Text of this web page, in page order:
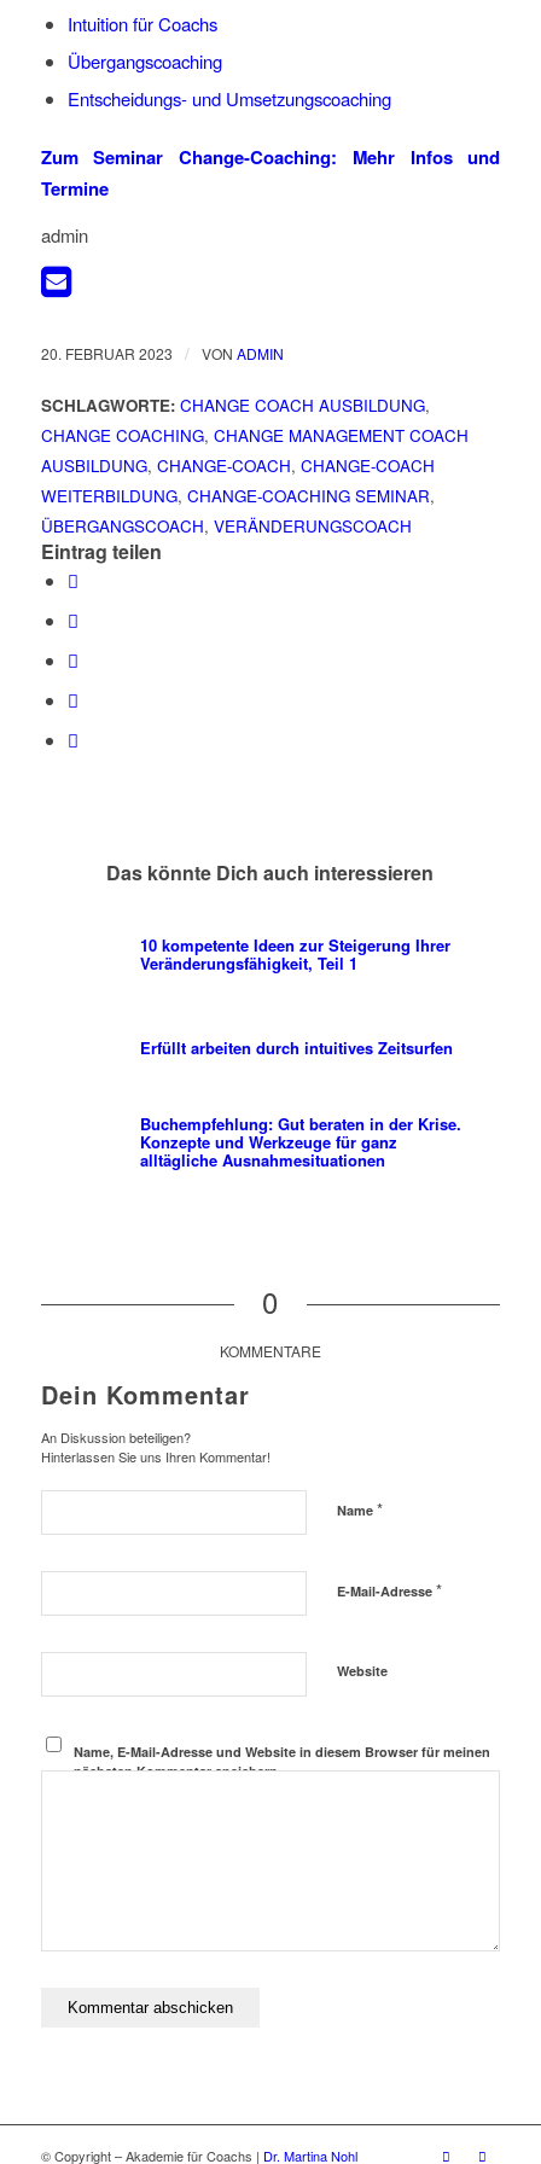
Intuition für Coachs
Übergangscoaching
Entscheidungs- und Umsetzungscoaching
Zum Seminar Change-Coaching: Mehr Infos und
Termine
admin
20. FEBRUAR 2023 / VON ADMIN
SCHLAGWORTE: CHANGE COACH AUSBILDUNG,
CHANGE COACHING, CHANGE MANAGEMENT COACH
AUSBILDUNG, CHANGE-COACH, CHANGE-COACH
WEITERBILDUNG, CHANGE-COACHING SEMINAR,
ÜBERGANGSCOACH, VERÄNDERUNGSCOACH
Eintrag teilen
Das könnte Dich auch interessieren
10 kompetente Ideen zur Steigerung Ihrer
Veränderungsfähigkeit, Teil 1
Erfüllt arbeiten durch intuitives Zeitsurfen
Buchempfehlung: Gut beraten in der Krise.
Konzepte und Werkzeuge für ganz
alltägliche Ausnahmesituationen
0
KOMMENTARE
Dein Kommentar
An Diskussion beteiligen?
Hinterlassen Sie uns Ihren Kommentar!
Name *
E-Mail-Adresse *
Website
Name, E-Mail-Adresse und Website in diesem Browser für meinen
nächsten Kommentar speichern.
© Copyright – Akademie für Coachs | Dr. Martina Nohl